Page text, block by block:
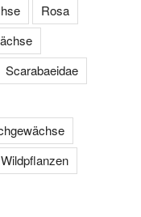
Rosa
Scarabaeidae
Wildpflanzen